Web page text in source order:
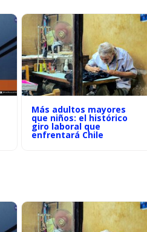
Más adultos mayores
que niños: el histórico
giro laboral que
enfrentará Chile